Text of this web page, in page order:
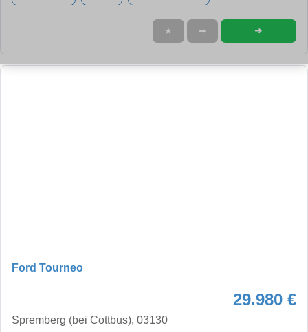
★ ➦ ➜
Ford Tourneo
29.980 €
Spremberg (bei Cottbus), 03130